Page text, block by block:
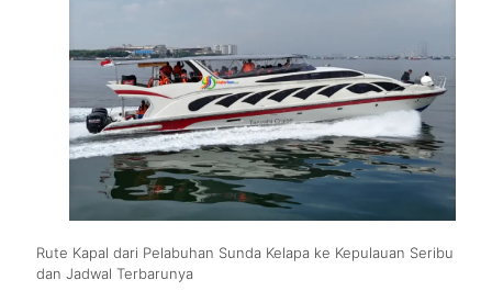
Rute Kapal dari Pelabuhan Sunda Kelapa ke Kepulauan Seribu
dan Jadwal Terbarunya